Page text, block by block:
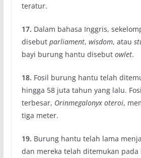
teratur.
17. Dalam bahasa Inggris,
disebut parliament, wisdom, atau
bayi burung hantu disebut owlet.
18. Fosil burung hantu telah
hingga 58 juta tahun yang lalu.
terbesar, Orinmegalonyx oteroi,
tiga meter.
19. Burung hantu telah lama
dan mereka telah ditemukan pada